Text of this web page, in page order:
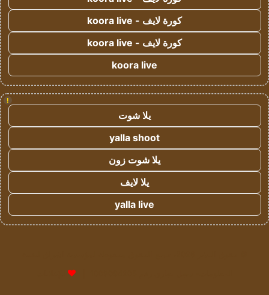
كورة لايف - koora live
كورة لايف - koora live
koora live
!
يلا شوت
yalla shoot
يلا شوت زون
يلا لايف
yalla live